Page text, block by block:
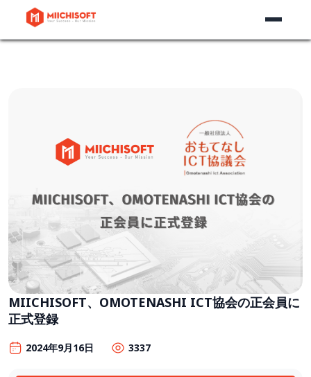
MIICHISOFT、OMOTENASHI ICT協会の正会員に
正式登録
2024年9月16日 3337